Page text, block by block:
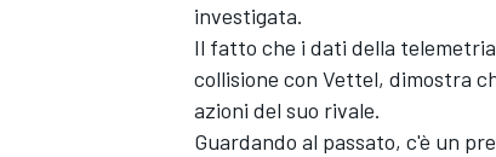
ENDURANCE/GT
investigata.
Il fatto che i dati della
collisione con Vettel, dimostra
azioni del suo rivale.
Guardando al passato, c'è un